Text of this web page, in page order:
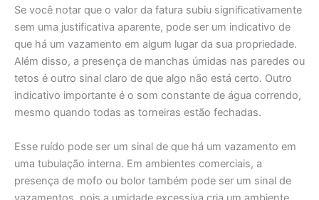
Se você notar que o valor da fatura subiu significativamente
sem uma justificativa aparente, pode ser um indicativo de
que há um vazamento em algum lugar da sua propriedade.
Além disso, a presença de manchas úmidas nas paredes ou
tetos é outro sinal claro de que algo não está certo. Outro
indicativo importante é o som constante de água correndo,
mesmo quando todas as torneiras estão fechadas.
Esse ruído pode ser um sinal de que há um vazamento em
uma tubulação interna. Em ambientes comerciais, a
presença de mofo ou bolor também pode ser um sinal de